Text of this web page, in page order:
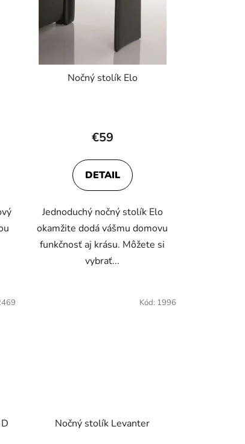
r
Nočný stolík Elo
€59
DETAIL
Jednoduchý nočný stolík Elo
okamžite dodá vášmu domovu
funkčnosť aj krásu. Môžete si
vybrať...
Nočný stolík Levanter
Kód: 1996